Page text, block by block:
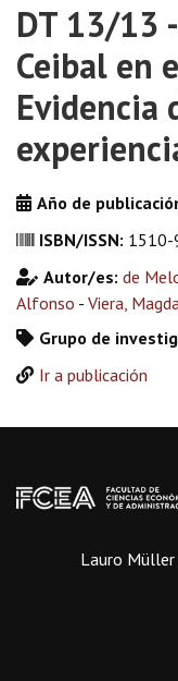
DT 13/13
Ceibal en
Evidencia
Año de
ISBN/ISSN:
Autor/es: de
Alfonso - Viera,
Grupo de
Ir a publicación
Lauro Müller